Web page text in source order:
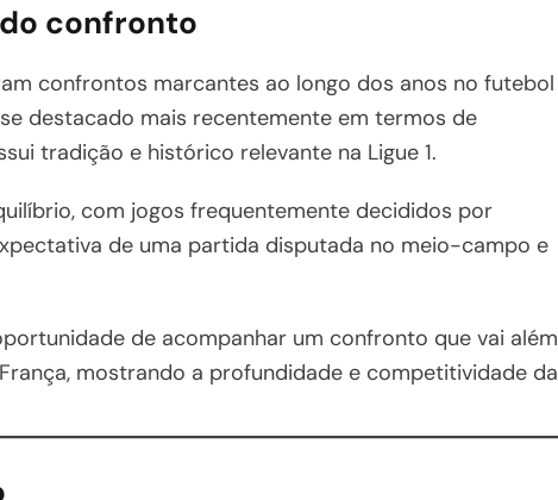
confronto
confrontos marcantes ao longo dos anos no futebol
destacado mais recentemente em termos de
tradição e histórico relevante na Ligue 1.
com jogos frequentemente decididos por
de uma partida disputada no meio-campo e
de acompanhar um confronto que vai além
mostrando a profundidade e competitividade da